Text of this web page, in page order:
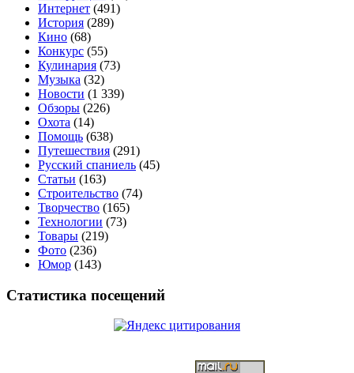
Интернет (491)
История (289)
Кино (68)
Конкурс (55)
Кулинария (73)
Музыка (32)
Новости (1 339)
Обзоры (226)
Охота (14)
Помощь (638)
Путешествия (291)
Русский спаниель (45)
Статьи (163)
Строительство (74)
Творчество (165)
Технологии (73)
Товары (219)
Фото (236)
Юмор (143)
Статистика посещений